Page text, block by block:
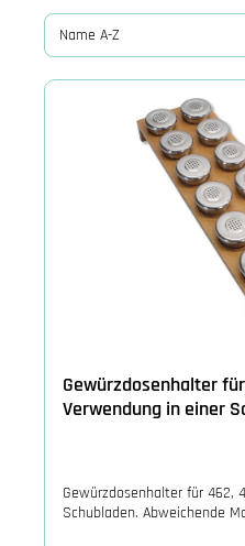
Gewürzdosenhalter
Verwendung in einer
Gewürzdosenhalter für 462,
Schubladen. Abweichende